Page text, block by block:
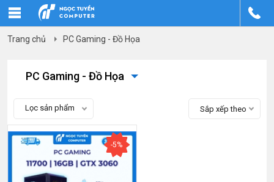
Trang chủ PC Gaming - Đồ Họa
PC Gaming - Đồ Họa
Lọc sản phẩm Sắp xếp theo
-5%